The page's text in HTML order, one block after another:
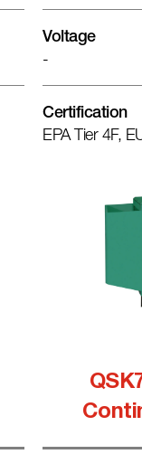
Voltage
-
Certification
EPA Tier 4F,